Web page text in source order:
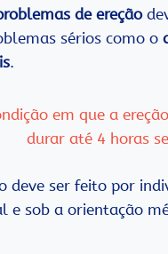
de ereção
sérios como o
.
em que a
durar até 4 horas
deve ser feito por
e sob a orientação